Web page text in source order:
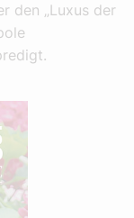
den „Luxus der